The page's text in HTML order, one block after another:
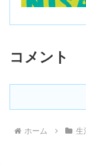
コメント
ホーム 生